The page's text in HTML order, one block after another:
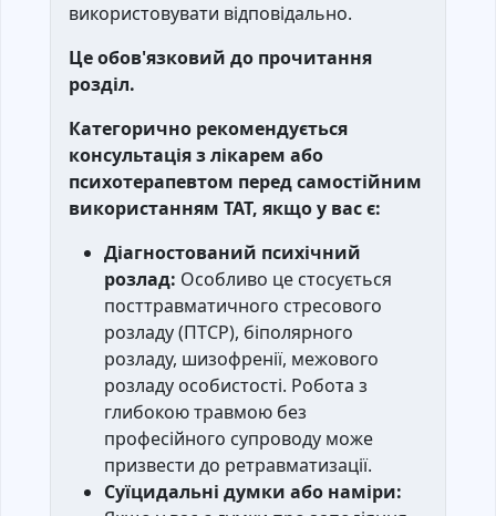
використовувати відповідально.
Це обов'язковий до прочитання
розділ.
Категорично рекомендується
консультація з лікарем або
психотерапевтом перед самостійним
використанням ТАТ, якщо у вас є:
Діагностований психічний
розлад: Особливо це стосується
посттравматичного стресового
розладу (ПТСР), біполярного
розладу, шизофренії, межового
розладу особистості. Робота з
глибокою травмою без
професійного супроводу може
призвести до ретравматизації.
Суїцидальні думки або наміри: